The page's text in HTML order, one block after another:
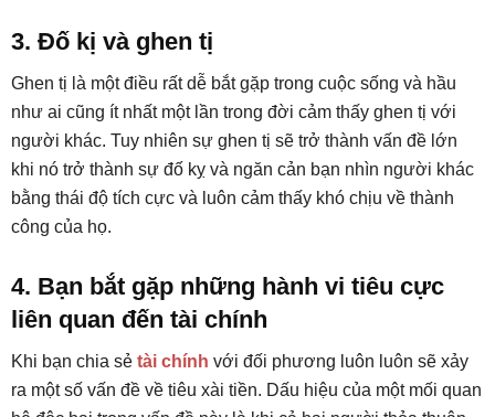
3. Đố kị và ghen tị
Ghen tị là một điều rất dễ bắt gặp trong cuộc sống và hầu
như ai cũng ít nhất một lần trong đời cảm thấy ghen tị với
người khác. Tuy nhiên sự ghen tị sẽ trở thành vấn đề lớn
khi nó trở thành sự đố kỵ và ngăn cản bạn nhìn người khác
bằng thái độ tích cực và luôn cảm thấy khó chịu về thành
công của họ.
4. Bạn bắt gặp những hành vi tiêu cực
liên quan đến tài chính
Khi bạn chia sẻ tài chính với đối phương luôn luôn sẽ xảy
ra một số vấn đề về tiêu xài tiền. Dấu hiệu của một mối quan